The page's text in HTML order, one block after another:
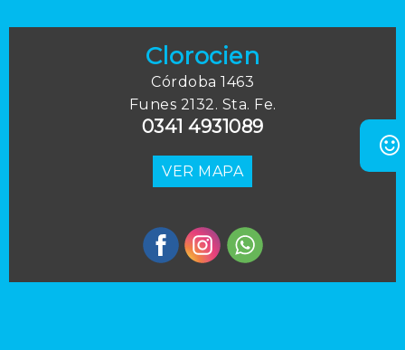
Clorocien
Córdoba 1463
Funes 2132. Sta. Fe.
0341 4931089
VER MAPA